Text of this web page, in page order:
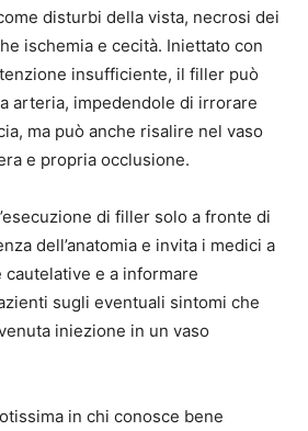
disturbi della vista, necrosi dei
ischemia e cecità. Iniettato con
insufficiente, il filler può
arteria, impedendole di irrorare
ma può anche risalire nel vaso
e propria occlusione.
di filler solo a fronte di
dell’anatomia e invita i medici a
e a informare
sugli eventuali sintomi che
iniezione in un vaso
in chi conosce bene